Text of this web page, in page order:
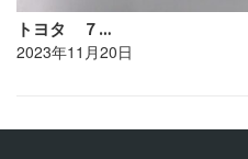
トヨタ ７…
2023年11月20日